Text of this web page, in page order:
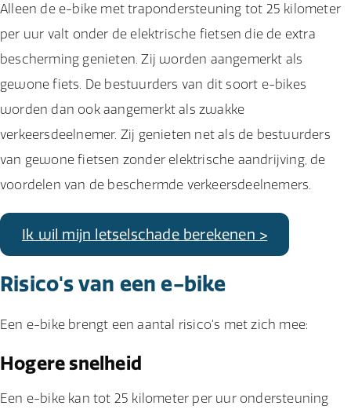
Alleen de e-bike met trapondersteuning tot 25 kilometer
per uur valt onder de elektrische fietsen die de extra
bescherming genieten. Zij worden aangemerkt als
gewone fiets. De bestuurders van dit soort e-bikes
worden dan ook aangemerkt als zwakke
verkeersdeelnemer. Zij genieten net als de bestuurders
van gewone fietsen zonder elektrische aandrijving, de
voordelen van de beschermde verkeersdeelnemers.
Ik wil mijn letselschade berekenen >
Risico's van een e-bike
Een e-bike brengt een aantal risico's met zich mee:
Hogere snelheid
Een e-bike kan tot 25 kilometer per uur ondersteuning